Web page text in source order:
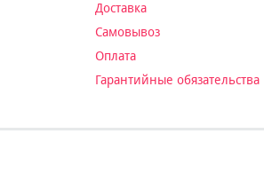
Доставка
Самовывоз
Оплата
Гарантийные обязательства